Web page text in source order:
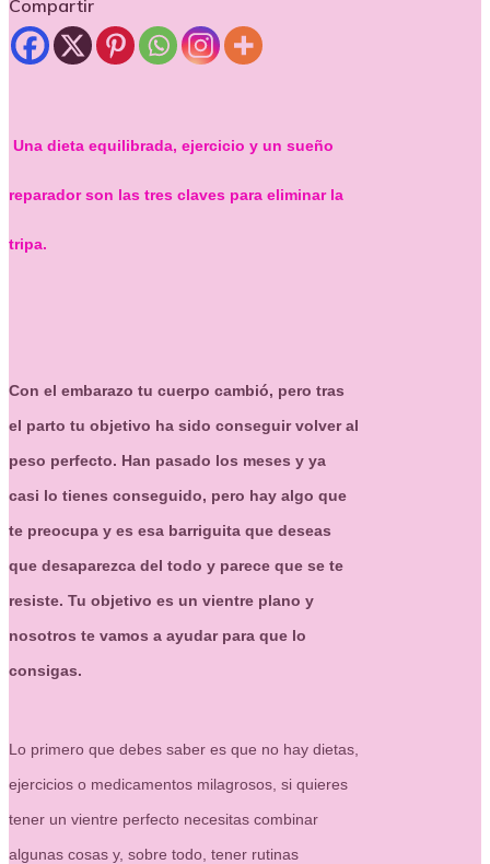
Compartir
Una dieta equilibrada, ejercicio y un sueño
reparador son las tres claves para eliminar la
tripa.
Con el embarazo tu cuerpo cambió, pero tras
el parto tu objetivo ha sido conseguir volver al
peso perfecto. Han pasado los meses y ya
casi lo tienes conseguido, pero hay algo que
te preocupa y es esa barriguita que deseas
que desaparezca del todo y parece que se te
resiste. Tu objetivo es un vientre plano y
nosotros te vamos a ayudar para que lo
consigas.
Lo primero que debes saber es que no hay dietas,
ejercicios o medicamentos milagrosos, si quieres
tener un vientre perfecto necesitas combinar
algunas cosas y, sobre todo, tener rutinas